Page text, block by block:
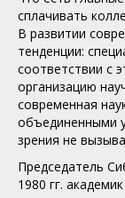
сплачивать
В развитии
тенденции:
соответствии с
организацию
современная
объединенными
зрения не
Председатель
1980 гг. академик